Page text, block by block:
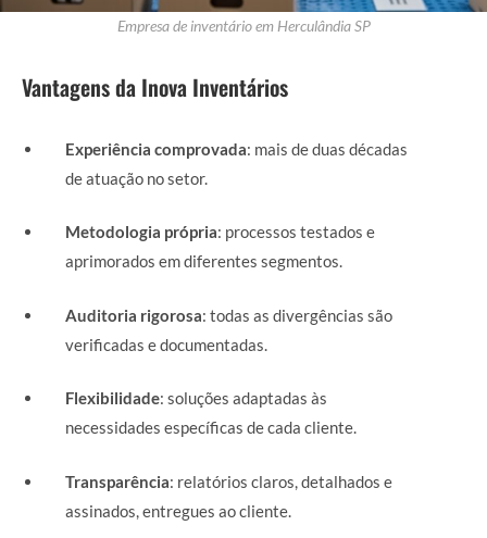
Empresa de inventário em Herculândia SP
Vantagens da Inova Inventários
Experiência comprovada: mais de duas décadas
de atuação no setor.
Metodologia própria: processos testados e
aprimorados em diferentes segmentos.
Auditoria rigorosa: todas as divergências são
verificadas e documentadas.
Flexibilidade: soluções adaptadas às
necessidades específicas de cada cliente.
Transparência: relatórios claros, detalhados e
assinados, entregues ao cliente.